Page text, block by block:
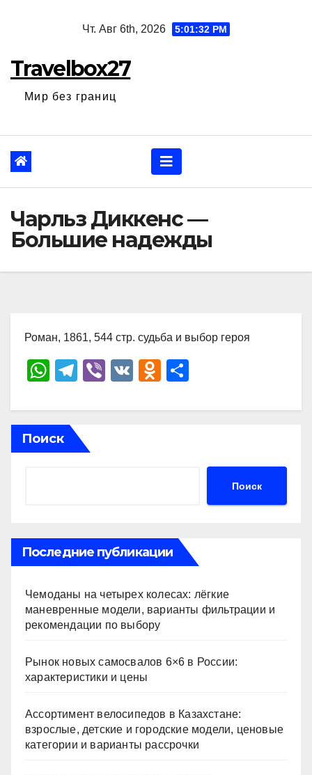
Чт. Авг 6th, 2026 5:01:33 PM
Travelbox27
Мир без границ
Чарльз Диккенс —
Большие надежды
Роман, 1861, 544 стр. судьба и выбор героя
W
at
s
A
T
e
gr
a
Vi
er
V
O
n
ki
р
ть
Поиск
Поиск
Последние публикации
Чемоданы на четырех колесах: лёгкие
маневренные модели, варианты фильтрации и
рекомендации по выбору
Рынок новых самосвалов 6×6 в России:
характеристики и цены
Ассортимент велосипедов в Казахстане:
взрослые, детские и городские модели, ценовые
категории и варианты рассрочки